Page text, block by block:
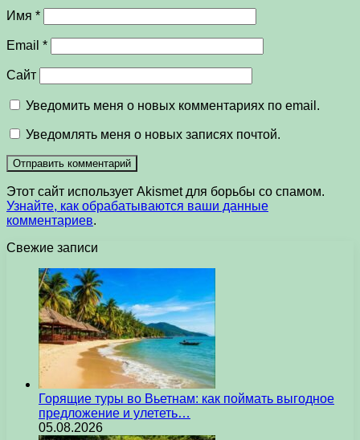
Имя *
Email *
Сайт
Уведомить меня о новых комментариях по email.
Уведомлять меня о новых записях почтой.
Этот сайт использует Akismet для борьбы со спамом.
Узнайте, как обрабатываются ваши данные
комментариев.
Свежие записи
Горящие туры во Вьетнам: как поймать выгодное
предложение и улететь…
05.08.2026